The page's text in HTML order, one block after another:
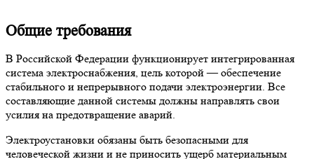
Общие требования
В Российской Федерации функционирует интегрированная
система электроснабжения, цель которой — обеспечение
стабильного и непрерывного подачи электроэнергии. Все
составляющие данной системы должны направлять свои
усилия на предотвращение аварий.
Электроустановки обязаны быть безопасными для
человеческой жизни и не приносить ущерб материальным